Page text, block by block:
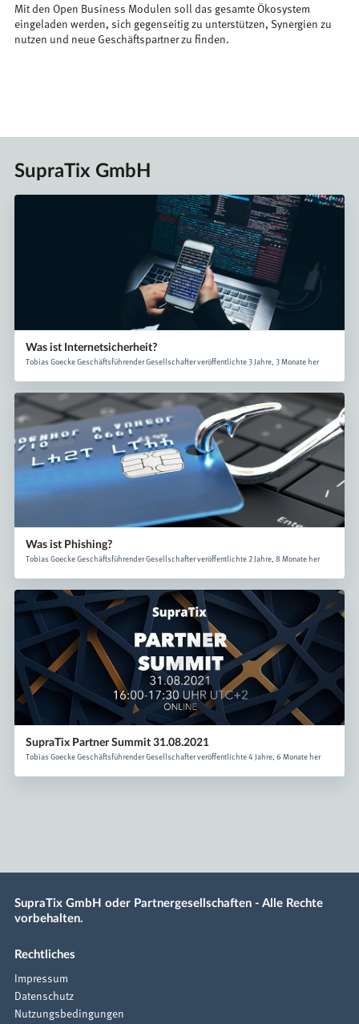
Mit den Open Business Modulen soll das gesamte Ökosystem
eingeladen werden, sich gegenseitig zu unterstützen, Synergien zu
nutzen und neue Geschäftspartner zu finden.
SupraTix GmbH
Was ist Internetsicherheit?
Tobias Goecke Geschäftsführender Gesellschafter veröffentlichte 3 Jahre, 3 Monate her
Was ist Phishing?
Tobias Goecke Geschäftsführender Gesellschafter veröffentlichte 2 Jahre, 8 Monate her
SupraTix Partner Summit 31.08.2021
Tobias Goecke Geschäftsführender Gesellschafter veröffentlichte 4 Jahre, 6 Monate her
SupraTix GmbH oder Partnergesellschaften - Alle Rechte
vorbehalten.
Rechtliches
Impressum
Datenschutz
Nutzungsbedingungen